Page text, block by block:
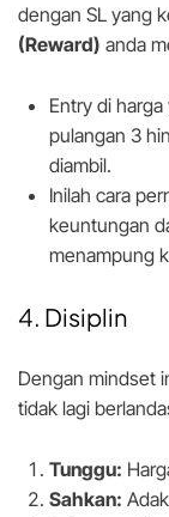
dengan SL yang
(Reward) anda
Entry di
pulangan 3
diambil.
Inilah cara
keuntungan
menampung
4. Disiplin
Dengan mindset
tidak lagi
Tunggu:
Sahkan: